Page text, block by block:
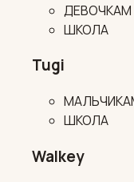
ДЕВОЧКАМ
ШКОЛА
Tugi
ШКОЛА
Walkey